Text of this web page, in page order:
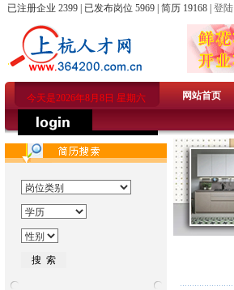
已注册企业 2399 | 已发布岗位 5969 | 简历 19168 | 登陆
今天是2026年8月8日 星期六 网站首页